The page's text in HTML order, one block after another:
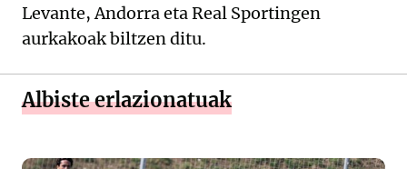
Levante, Andorra eta Real Sportingen
aurkakoak biltzen ditu.
Albiste erlazionatuak